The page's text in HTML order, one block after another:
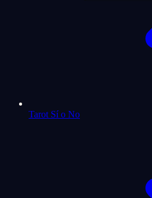
Tarot Sí o No